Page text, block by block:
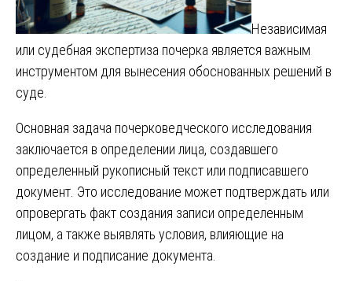
Независимая
или судебная экспертиза почерка является важным
инструментом для вынесения обоснованных решений в
суде.
Основная задача почерковедческого исследования
заключается в определении лица, создавшего
определенный рукописный текст или подписавшего
документ. Это исследование может подтверждать или
опровергать факт создания записи определенным
лицом, а также выявлять условия, влияющие на
создание и подписание документа.